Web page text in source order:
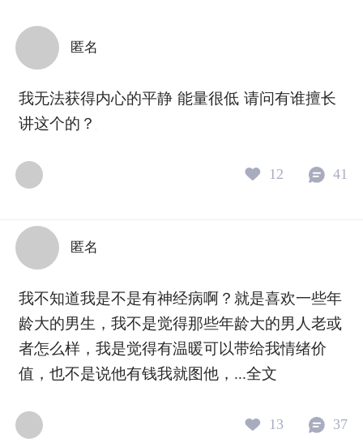
的相遇与扶持。这需要勇气，更需
要方法： 1. 区分“自我”与“角色”：
觉察你在关系中，有多少言行是发
自本心，又有多少是在履行“伴侣应
尽的责任”？ 2. 建立健康的“关系边
是我的事，什么是我们的事”。健康
的边界是自信与尊重的体现，反而
的时间、独立的爱好与社会联结。
个体的丰富，是关系活力的源泉。
的枝叶。它像一片沃土，允许你们
以各自最舒展的姿态，共同生长，
彼此见证。 如果你在寻找这条平衡
之道时感到困惑或孤独，我会借助
模式，搭建沟通的桥梁，在深刻的
联结中，依然能坚定地成为自己。
掩盖迷茫。 但你知道吗？人类的可
这意味着成
耗你的请求
已久的计划
择，正在重
变成实实在
匿名
我无法获得内心的平静 能量很低 请问有谁擅长
讲这个的？
12 41
匿名
我不知道我是不是有神经病啊？就是喜欢一些年
龄大的男生，我不是觉得那些年龄大的男人老或
者怎么样，我是觉得有温暖可以带给我情绪价
值，也不是说他有钱我就图他，...全文
13 37